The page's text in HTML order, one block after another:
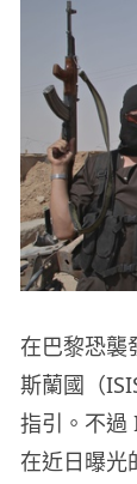
在巴黎恐襲
斯蘭國（
指引。不過
在近日曝光